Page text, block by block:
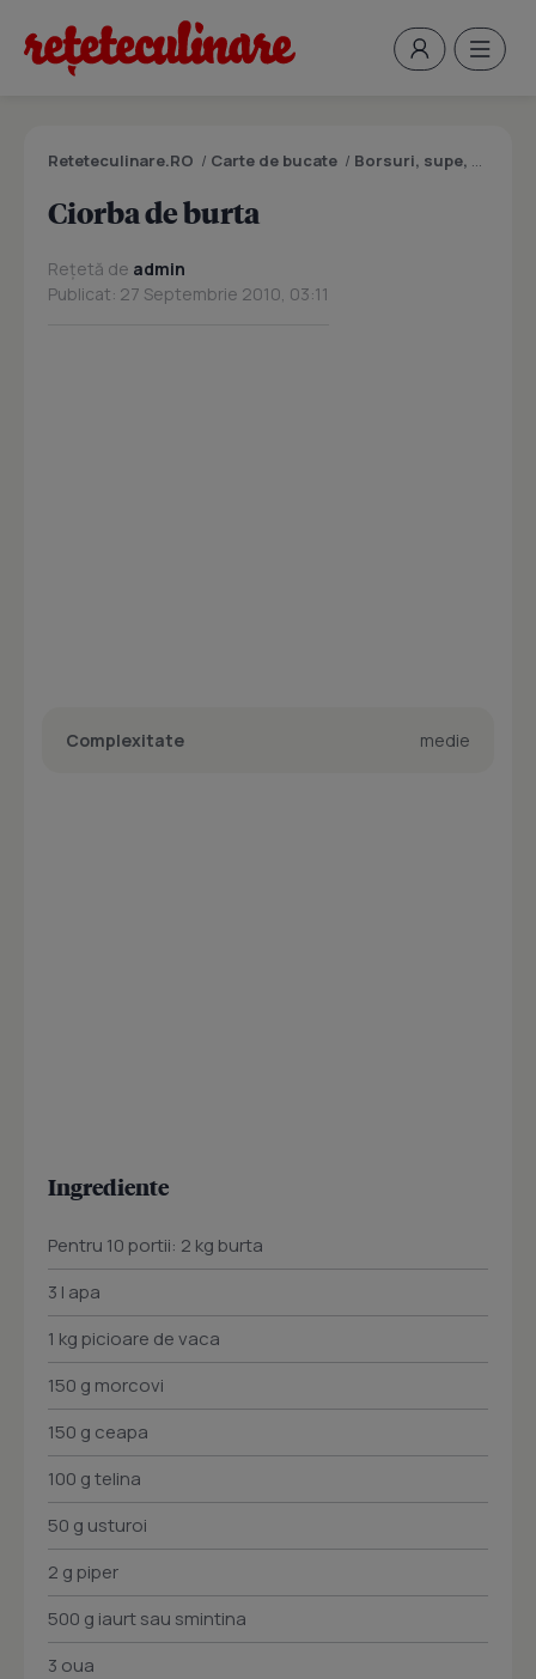
Reteteculinare.RO / Carte de bucate / Borsuri, supe, ciorbe
Ciorba de burta
Rețetă de admin
Publicat: 27 Septembrie 2010, 03:11
Complexitate medie
Ingrediente
Pentru 10 portii: 2 kg burta
3 I apa
1 kg picioare de vaca
150 g morcovi
150 g ceapa
100 g telina
50 g usturoi
2 g piper
500 g iaurt sau smintina
3 oua